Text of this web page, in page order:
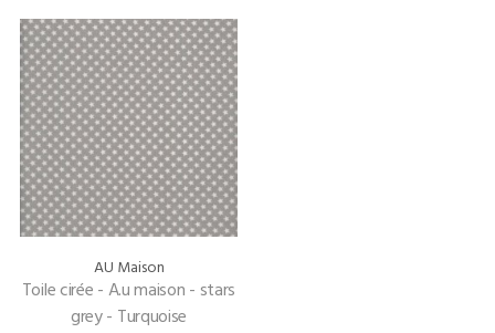
AU Maison
Toile cirée - A.u maison - stars
grey - Turquoise